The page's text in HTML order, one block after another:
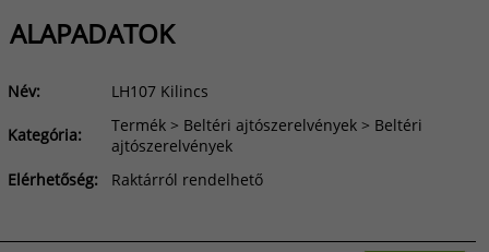
ALAPADATOK
Név: LH107 Kilincs
Kategória:
Termék > Beltéri ajtószerelvények > Beltéri
ajtószerelvények
Elérhetőség:
Raktárról rendelhető